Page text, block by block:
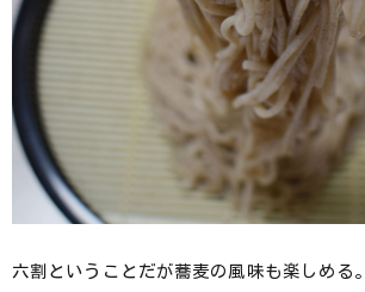
六割ということだが蕎麦の風味も楽しめる